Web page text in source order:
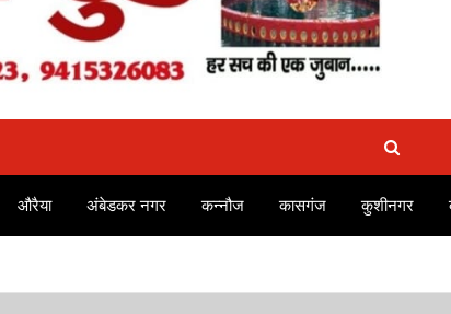
औरैया अंबेडकर नगर कन्नौज कासगंज कुशीनगर